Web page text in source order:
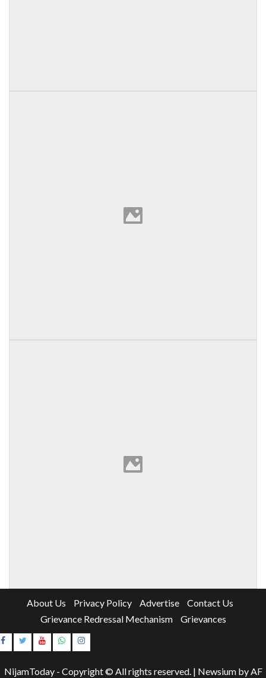
About Us Privacy Policy Advertise
Contact Us
Grievance Redressal Mechanism
Grievances
Instagram
NijamToday - Copyright © All rights reserved. | Newsiumby AF